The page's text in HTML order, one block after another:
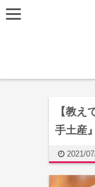
【教
手土産』
2021/